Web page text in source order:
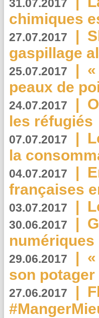
31.07.2017
chimiques
27.07.2017 |
gaspillage
25.07.2017 |
peaux de
24.07.2017 |
les réfugiés
07.07.2017 |
la
04.07.2017 |
françaises
03.07.2017 |
30.06.2017 |
numériques
29.06.2017 |
son potager
27.06.2017 |